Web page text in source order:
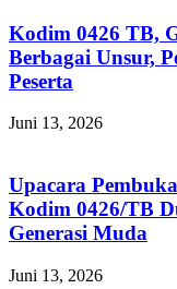
Kodim 0426 TB,
Berbagai Unsur,
Peserta
Juni 13, 2026
Upacara
Kodim 0426/TB
Generasi Muda
Juni 13, 2026